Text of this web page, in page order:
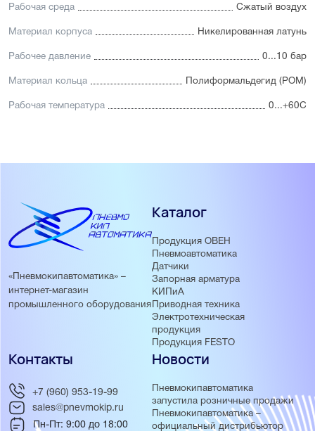
Рабочая среда Сжатый воздух
Материал корпуса Никелированная латунь
Рабочее давление 0...10 бар
Материал кольца Полиформальдегид (POM)
Рабочая температура 0...+60С
«Пневмокипавтоматика» –
интернет-магазин
промышленного оборудования
Каталог
Продукция ОВЕН
Пневмоавтоматика
Датчики
Запорная арматура
КИПиА
Приводная техника
Электротехническая
продукция
Продукция FESTO
Новости
Пневмокипавтоматика
запустила розничные продажи
Пневмокипавтоматика –
официальный дистрибьютор
Контакты
+7 (960) 953-19-99
sales@pnevmokip.ru
Пн-Пт: 9:00 до 18:00